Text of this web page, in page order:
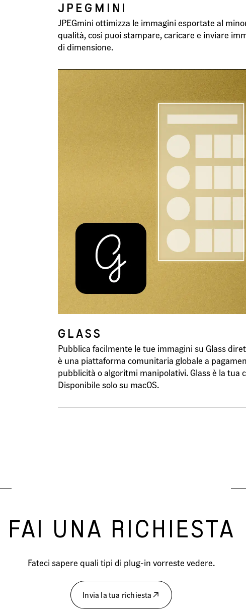
JPEGMINI
JPEGmini ottimizza le immagini esportate al
qualità, così puoi stampare, caricare e inviare
di dimensione.
GLASS
Pubblica facilmente le tue immagini su Glass
è una piattaforma comunitaria globale a
pubblicità o algoritmi manipolativi. Glass è la tua
Disponibile solo su macOS.
FAI UNA RICHIESTA
Fateci sapere quali tipi di plug-in vorreste vedere.
Invia la tua richiesta